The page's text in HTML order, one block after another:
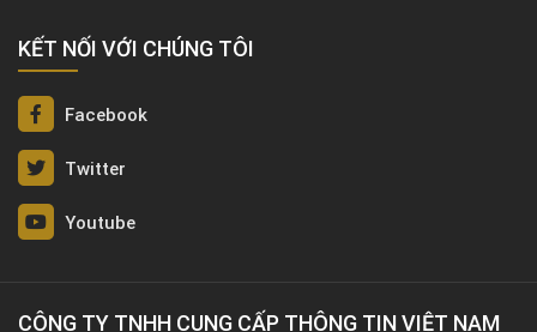
KẾT NỐI VỚI CHÚNG TÔI
Facebook
Twitter
Youtube
CÔNG TY TNHH CUNG CẤP THÔNG TIN VIỆT NAM